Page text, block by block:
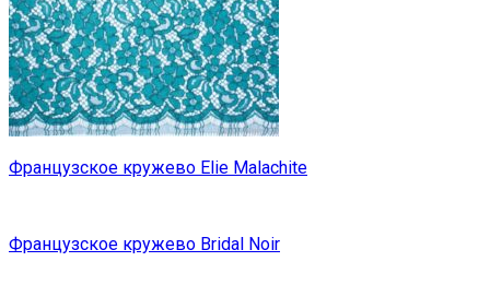
Французское кружево Elie Malachite
Французское кружево Bridal Noir